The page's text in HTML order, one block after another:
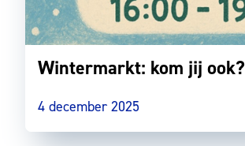
Wintermarkt: kom jij ook?
4 december 2025